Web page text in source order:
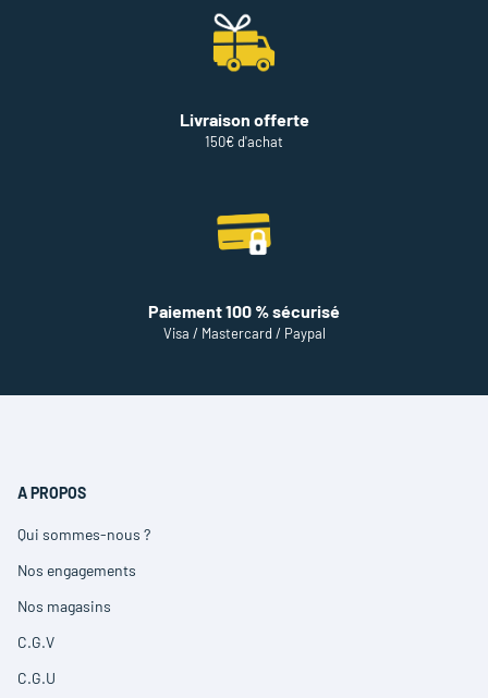
Livraison offerte
150€ d'achat
Paiement 100 % sécurisé
Visa / Mastercard / Paypal
A PROPOS
Qui sommes-nous ?
(ouvre
dans
nouvelle
Nos engagements
(ouvre
dans
nouvelle
Nos magasins
(ouvre
dans
nouvelle
C.G.V
(ouvre
dans
C.G.U
(ouvre